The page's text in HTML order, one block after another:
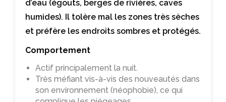
d’eau (égouts, berges de rivières, caves
humides). Il tolère mal les zones très sèches
et préfère les endroits sombres et protégés.
Comportement
Actif principalement la nuit.
Très méfiant vis-à-vis des nouveautés dans
son environnement (néophobie), ce qui